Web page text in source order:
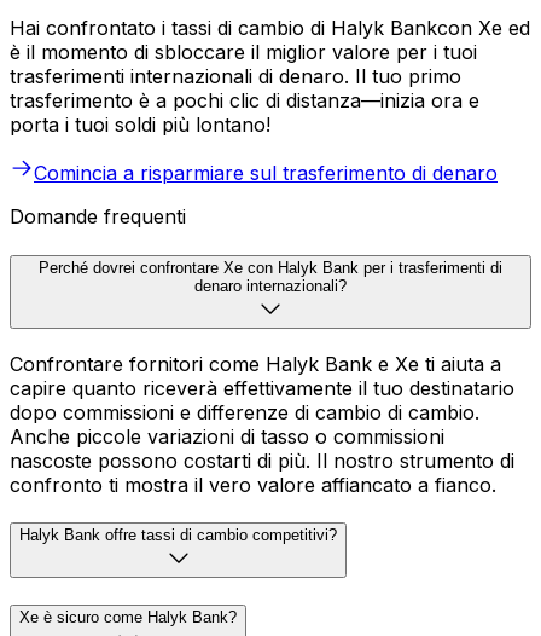
Hai confrontato i tassi di cambio di Halyk Bankcon Xe ed
è il momento di sbloccare il miglior valore per i tuoi
trasferimenti internazionali di denaro. Il tuo primo
trasferimento è a pochi clic di distanza—inizia ora e
porta i tuoi soldi più lontano!
Comincia a risparmiare sul trasferimento di denaro
Domande frequenti
Perché dovrei confrontare Xe con Halyk Bank per i trasferimenti di
denaro internazionali?
Confrontare fornitori come Halyk Bank e Xe ti aiuta a
capire quanto riceverà effettivamente il tuo destinatario
dopo commissioni e differenze di cambio di cambio.
Anche piccole variazioni di tasso o commissioni
nascoste possono costarti di più. Il nostro strumento di
confronto ti mostra il vero valore affiancato a fianco.
Halyk Bank offre tassi di cambio competitivi?
Xe è sicuro come Halyk Bank?